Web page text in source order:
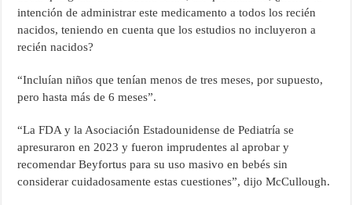
intención de administrar este medicamento a todos los recién
nacidos, teniendo en cuenta que los estudios no incluyeron a
recién nacidos?
“Incluían niños que tenían menos de tres meses, por supuesto,
pero hasta más de 6 meses”.
“La FDA y la Asociación Estadounidense de Pediatría se
apresuraron en 2023 y fueron imprudentes al aprobar y
recomendar Beyfortus para su uso masivo en bebés sin
considerar cuidadosamente estas cuestiones”, dijo McCullough.